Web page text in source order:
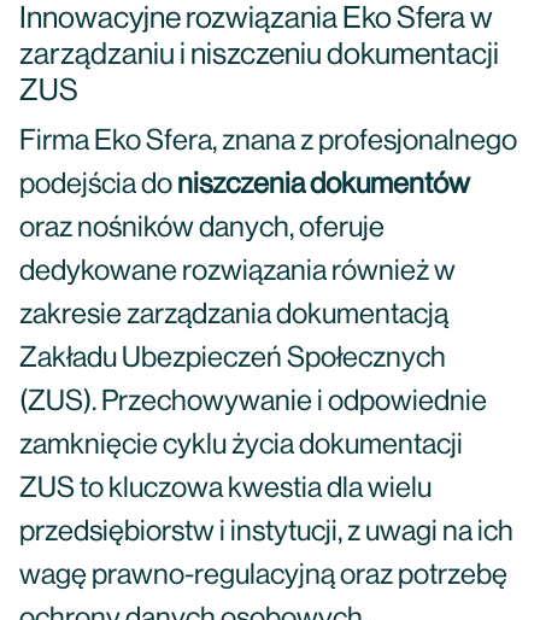
Innowacyjne rozwiązania Eko Sfera w
zarządzaniu i niszczeniu dokumentacji
ZUS
Firma Eko Sfera, znana z profesjonalnego
podejścia do niszczenia dokumentów
oraz nośników danych, oferuje
dedykowane rozwiązania również w
zakresie zarządzania dokumentacją
Zakładu Ubezpieczeń Społecznych
(ZUS). Przechowywanie i odpowiednie
zamknięcie cyklu życia dokumentacji
ZUS to kluczowa kwestia dla wielu
przedsiębiorstw i instytucji, z uwagi na ich
wagę prawno-regulacyjną oraz potrzebę